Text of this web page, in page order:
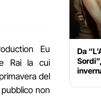
Eu
Rai la cui
del
non
Da